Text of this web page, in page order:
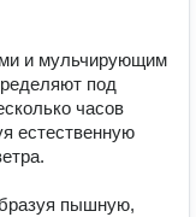
и мульчирующим
под
часов
естественную
пышную,